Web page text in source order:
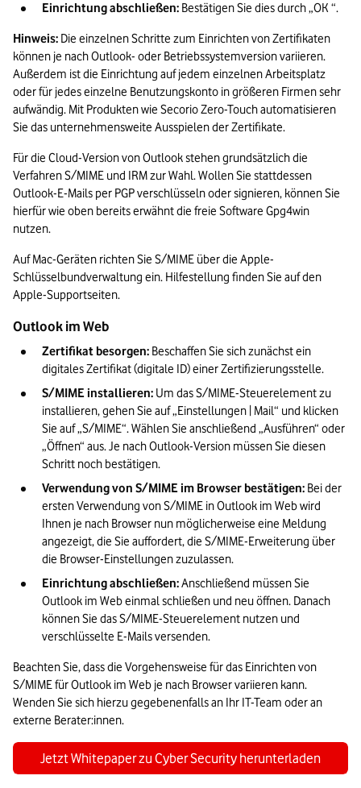
Einrichtung abschließen: Bestätigen Sie dies durch „OK “.
Hinweis: Die einzelnen Schritte zum Einrichten von Zertifikaten
können je nach Outlook- oder Betriebssystemversion variieren.
Außerdem ist die Einrichtung auf jedem einzelnen Arbeitsplatz
oder für jedes einzelne Benutzungskonto in größeren Firmen sehr
aufwändig. Mit Produkten wie Secorio Zero-Touch automatisieren
Sie das unternehmensweite Ausspielen der Zertifikate.
Für die Cloud-Version von Outlook stehen grundsätzlich die
Verfahren S/MIME und IRM zur Wahl. Wollen Sie stattdessen
Outlook-E-Mails per PGP verschlüsseln oder signieren, können Sie
hierfür wie oben bereits erwähnt die freie Software Gpg4win
nutzen.
Auf Mac-Geräten richten Sie S/MIME über die Apple-
Schlüsselbundverwaltung ein. Hilfestellung finden Sie auf den
Apple-Supportseiten.
Outlook im Web
Zertifikat besorgen: Beschaffen Sie sich zunächst ein
digitales Zertifikat (digitale ID) einer Zertifizierungsstelle.
S/MIME installieren: Um das S/MIME-Steuerelement zu
installieren, gehen Sie auf „Einstellungen | Mail“ und klicken
Sie auf „S/MIME“. Wählen Sie anschließend „Ausführen“ oder
„Öffnen“ aus. Je nach Outlook-Version müssen Sie diesen
Schritt noch bestätigen.
Verwendung von S/MIME im Browser bestätigen: Bei der
ersten Verwendung von S/MIME in Outlook im Web wird
Ihnen je nach Browser nun möglicherweise eine Meldung
angezeigt, die Sie auffordert, die S/MIME-Erweiterung über
die Browser-Einstellungen zuzulassen.
Einrichtung abschließen: Anschließend müssen Sie
Outlook im Web einmal schließen und neu öffnen. Danach
können Sie das S/MIME-Steuerelement nutzen und
verschlüsselte E-Mails versenden.
Beachten Sie, dass die Vorgehensweise für das Einrichten von
S/MIME für Outlook im Web je nach Browser variieren kann.
Wenden Sie sich hierzu gegebenenfalls an Ihr IT-Team oder an
externe Berater:innen.
Jetzt Whitepaper zu Cyber Security herunterladen